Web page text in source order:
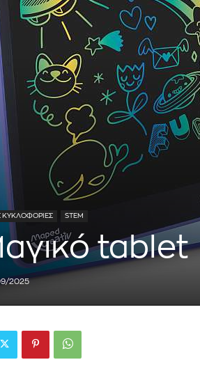
Εγγραφείτε στο Newsletter
της αγοράς.
ΚΥΚΛΟΦΟΡΙΕΣ STEM
tablet
2025